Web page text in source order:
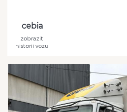
cebia
zobrazit
historii vozu